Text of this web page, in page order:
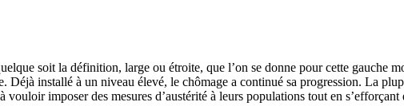
soit la définition, large ou étroite, que l’on se donne pour cette gauche
installé à un niveau élevé, le chômage a continué sa progression. La
imposer des mesures d’austérité à leurs populations tout en